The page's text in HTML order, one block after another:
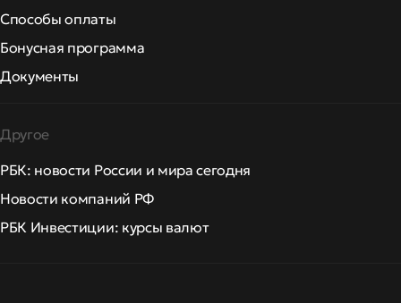
Способы оплаты
Бонусная программа
Документы
Другое
РБК: новости России и мира сегодня
Новости компаний РФ
РБК Инвестиции: курсы валют